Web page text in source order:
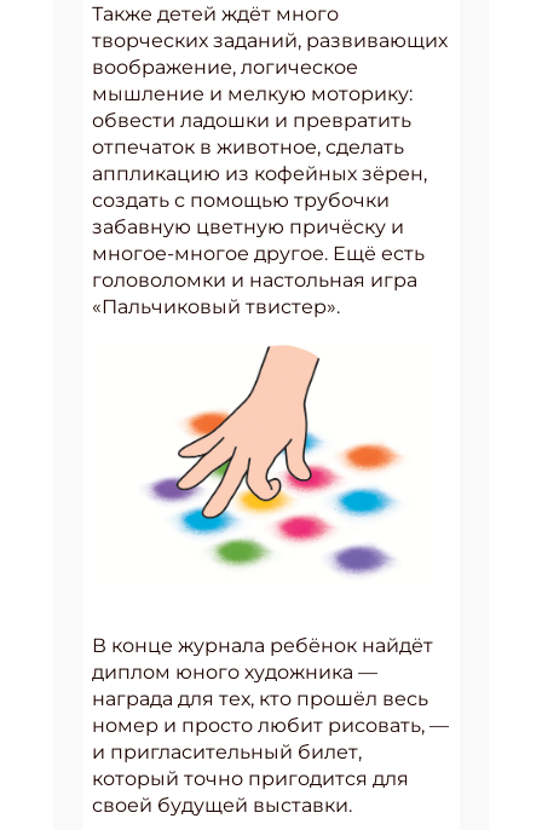
Также детей ждёт много
творческих заданий, развивающих
воображение, логическое
мышление и мелкую моторику:
обвести ладошки и превратить
отпечаток в животное, сделать
аппликацию из кофейных зёрен,
создать с помощью трубочки
забавную цветную причёску и
многое-многое другое. Ещё есть
головоломки и настольная игра
«Пальчиковый твистер».
В конце журнала ребёнок найдёт
диплом юного художника —
награда для тех, кто прошёл весь
номер и просто любит рисовать, —
и пригласительный билет,
который точно пригодится для
своей будущей выставки.